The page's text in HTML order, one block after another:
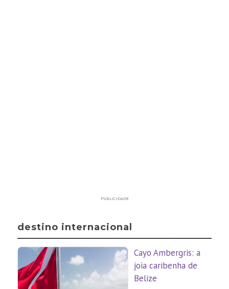
PUBLICIDADE
destino internacional
Cayo Ambergris: a
joia caribenha de
Belize